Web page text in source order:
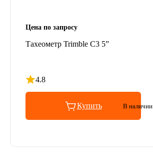
Цена по запросу
Тахеометр Trimble C3 5”
4.8
Рейтинг 4.8 из 5
Купить В наличии